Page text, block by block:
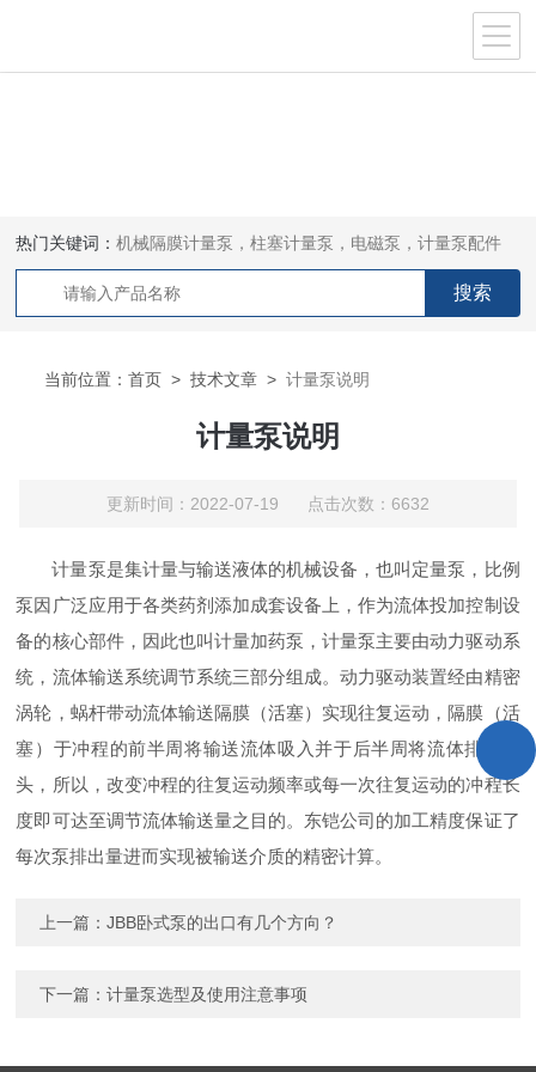
热门关键词：机械隔膜计量泵，柱塞计量泵，电磁泵，计量泵配件
当前位置：首页 >技术文章 >计量泵说明
计量泵说明
更新时间：2022-07-19 点击次数：6632
计量泵是集计量与输送液体的机械设备，也叫定量泵，比例
泵因广泛应用于各类药剂添加成套设备上，作为流体投加控制设
备的核心部件，因此也叫计量加药泵，计量泵主要由动力驱动系
统，流体输送系统调节系统三部分组成。动力驱动装置经由精密
涡轮，蜗杆带动流体输送隔膜（活塞）实现往复运动，隔膜（活
塞）于冲程的前半周将输送流体吸入并于后半周将流体排除泵
头，所以，改变冲程的往复运动频率或每一次往复运动的冲程长
度即可达至调节流体输送量之目的。东铠公司的加工精度保证了
每次泵排出量进而实现被输送介质的精密计算。
上一篇：JBB卧式泵的出口有几个方向？
下一篇：计量泵选型及使用注意事项